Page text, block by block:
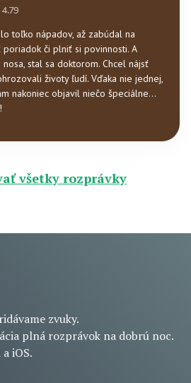
4.79
toľko nápadov, až zabúdal na
či plniť si povinnosti. A
stal sa doktorom. Chcel nájsť
životy ľudí. Vďaka nie jednej,
nakoniec objavil niečo špeciálne…
všetky rozprávky
zvuky.
plná rozprávok na dobrú noc.
iOS.